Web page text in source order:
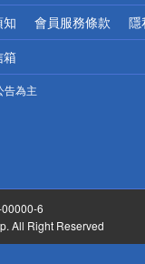
會員服務條款 隱
箱
告為主
6
All Right Reserved